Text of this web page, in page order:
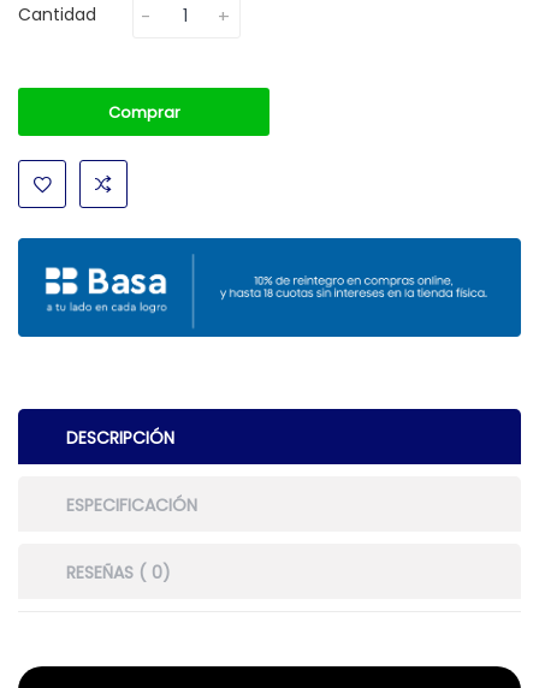
Cantidad
Comprar
DESCRIPCIÓN
ESPECIFICACIÓN
RESEÑAS ( 0)